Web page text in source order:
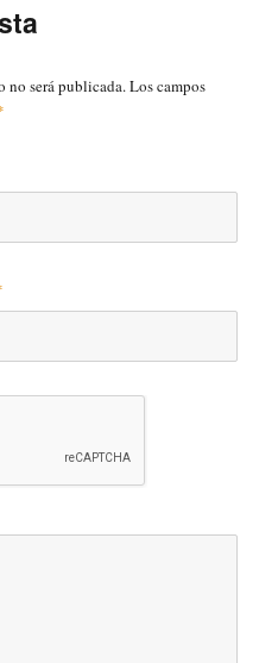
no será publicada.Los campos